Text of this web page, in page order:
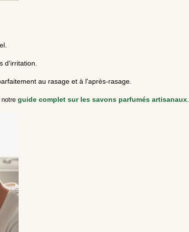
d'irritation.
au rasage et à l'après-rasage.
guide complet sur les savons parfumés artisanaux.